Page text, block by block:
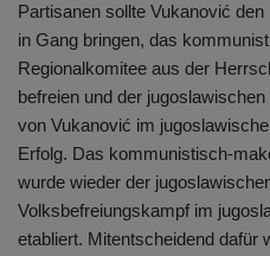
Partisanen sollte Vukanović
in Gang bringen, das
Regionalkomitee aus der
befreien und der
von Vukanović im
Erfolg. Das kommunistisch-
wurde wieder der
Volksbefreiungskampf im
etabliert. Mitentscheidend dafür